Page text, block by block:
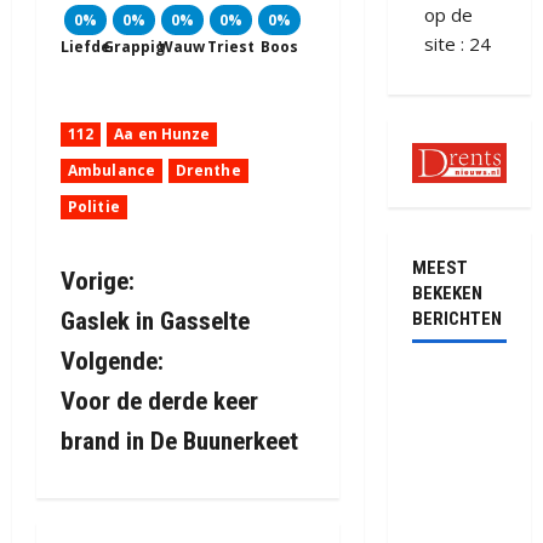
0%
Liefde
0%
Grappig
0%
Wauw
0%
Triest
0%
Boos
112
Aa en Hunze
Ambulance
Drenthe
Politie
B
e
r
i
Vorige:
Gaslek in Gasselte
Volgende:
Voor de derde keer
brand in De Buunerkeet
op de
site : 24
MEEST
BEKEKEN
BERICHTEN